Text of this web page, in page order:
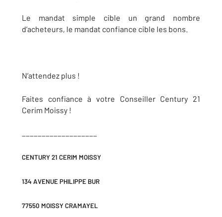
Le mandat simple cible un grand nombre
d’acheteurs, le mandat confiance cible les bons.
N’attendez plus !
Faites confiance à votre Conseiller Century 21
Cerim Moissy !
CENTURY 21 CERIM MOISSY
134 AVENUE PHILIPPE BUR
77550 MOISSY CRAMAYEL